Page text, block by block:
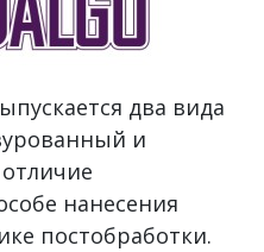
два вида
и
нанесения
постобработки.